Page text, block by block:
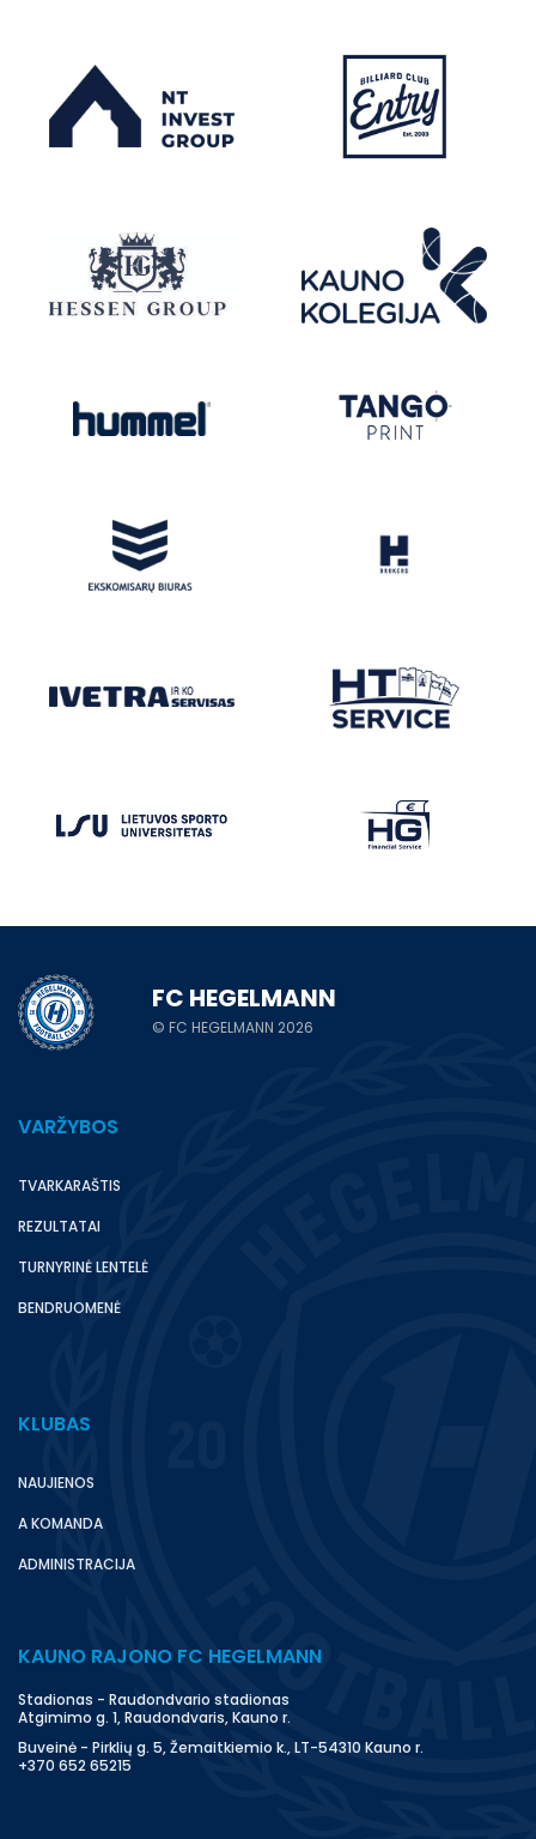
FC HEGELMANN
© FC HEGELMANN 2026
VARŽYBOS
TVARKARAŠTIS
REZULTATAI
TURNYRINĖ LENTELĖ
BENDRUOMENĖ
KLUBAS
NAUJIENOS
A KOMANDA
ADMINISTRACIJA
KAUNO RAJONO FC HEGELMANN
Stadionas - Raudondvario stadionas
Atgimimo g. 1, Raudondvaris, Kauno r.
Buveinė - Pirklių g. 5, Žemaitkiemio k., LT-54310 Kauno r.
+370 652 65215